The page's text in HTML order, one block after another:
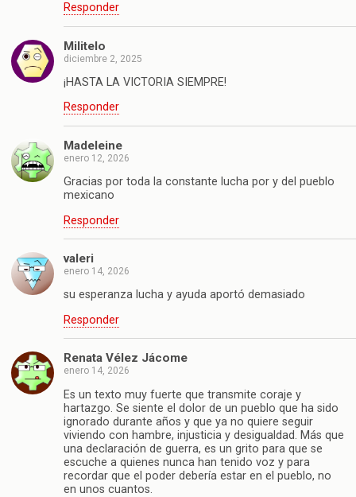
Responder
Militelo
diciembre 2, 2025
¡HASTA LA VICTORIA SIEMPRE!
Responder
Madeleine
enero 12, 2026
Gracias por toda la constante lucha por y del pueblo
mexicano
Responder
valeri
enero 14, 2026
su esperanza lucha y ayuda aportó demasiado
Responder
Renata Vélez Jácome
enero 14, 2026
Es un texto muy fuerte que transmite coraje y
hartazgo. Se siente el dolor de un pueblo que ha sido
ignorado durante años y que ya no quiere seguir
viviendo con hambre, injusticia y desigualdad. Más que
una declaración de guerra, es un grito para que se
escuche a quienes nunca han tenido voz y para
recordar que el poder debería estar en el pueblo, no
en unos cuantos.